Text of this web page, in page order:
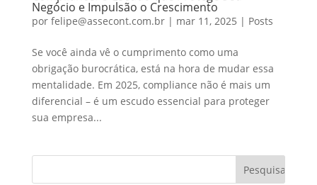
Negócio e Impulsão o Crescimento
por felipe@assecont.com.br| mar 11, 2025 | Posts
Se você ainda vê o cumprimento como uma
obrigação burocrática, está na hora de mudar essa
mentalidade. Em 2025, compliance não é mais um
diferencial – é um escudo essencial para proteger
sua empresa...